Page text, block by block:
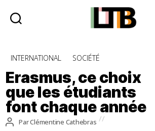
-
Média
Catégories
INTERNATIONAL SOCIÉTÉ
Erasmus, ce choix
que les étudiants
font chaque année
Auteur
ParClémentine Cathebras